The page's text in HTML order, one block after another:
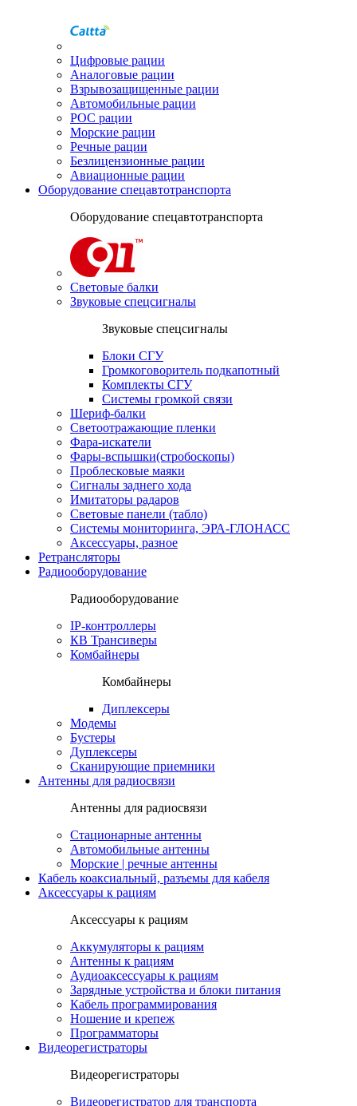
Цифровые рации
Аналоговые рации
Взрывозащищенные рации
Автомобильные рации
POC рации
Морские рации
Речные рации
Безлицензионные рации
Авиационные рации
Оборудование спецавтотранспорта
Оборудование спецавтотранспорта
Световые балки
Звуковые спецсигналы
Звуковые спецсигналы
Блоки СГУ
Громкоговоритель подкапотный
Комплекты СГУ
Системы громкой связи
Шериф-балки
Светоотражающие пленки
Фара-искатели
Фары-вспышки(стробоскопы)
Проблесковые маяки
Сигналы заднего хода
Имитаторы радаров
Световые панели (табло)
Системы мониторинга, ЭРА-ГЛОНАСС
Аксессуары, разное
Ретрансляторы
Радиооборудование
Радиооборудование
IP-контроллеры
КВ Трансиверы
Комбайнеры
Комбайнеры
Диплексеры
Модемы
Бустеры
Дуплексеры
Сканирующие приемники
Антенны для радиосвязи
Антенны для радиосвязи
Стационарные антенны
Автомобильные антенны
Морские | речные антенны
Кабель коаксиальный, разъемы для кабеля
Аксессуары к рациям
Аксессуары к рациям
Аккумуляторы к рациям
Антенны к рациям
Аудиоаксессуары к рациям
Зарядные устройства и блоки питания
Кабель программирования
Ношение и крепеж
Программаторы
Видеорегистраторы
Видеорегистраторы
Видеорегистратор для транспорта